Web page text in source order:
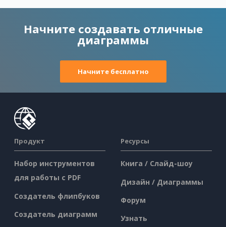
Начните создавать отличные
диаграммы
Начните бесплатно
Продукт
Набор инструментов
для работы с PDF
Создатель флипбуков
Создатель диаграмм
Ресурсы
Книга / Слайд-шоу
Дизайн / Диаграммы
Форум
Узнать